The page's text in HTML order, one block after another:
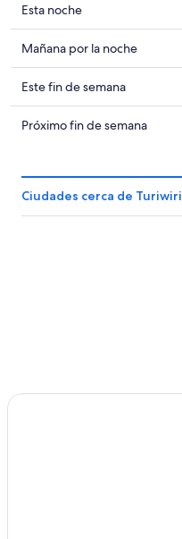
Ver
precios
de
propiedades
en
Turiwiri
para
6
ago
-
Esta noche
Ver
precios
de
propiedades
en
mañana
por
la
Mañana por la noche
Ver
precios
de
Turiwiri
para
este
Este fin de semana
Ver
propiedades
en
Turiwiri
Próximo fin de semana
Ciudades cerca de Turiwiri